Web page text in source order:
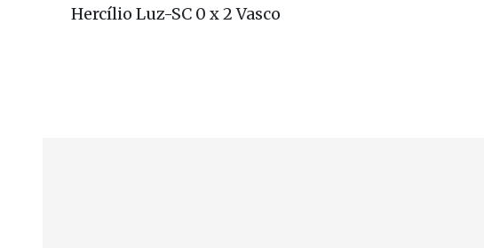
Hercílio Luz-SC 0 x 2 Vasco